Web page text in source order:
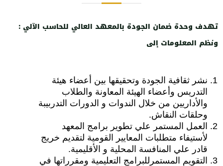
:
ونظم المعلومات إلى
نشر ثقافية الجودة وتحقيقها بين أعضاء هيئة
التدريس وأعضاء الهيئة المعاونة والطلاب
والأداريين من خلال الندوات و الدورات التدربيبة
وحلقات النقاش.
العمل المستمر علي تطوير برامج المعهد
لأستيفاء متطلبات المعايير القومية لتقديم خريج
قادر علي المنافسة المحلية و الأقليمية.
التقويم المستمرللبرامج التعليمية ومقرراتها في